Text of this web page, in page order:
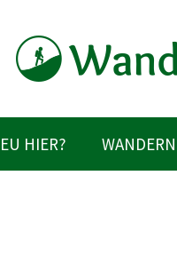
HIER? WANDERN